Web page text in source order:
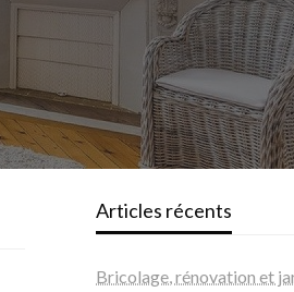
Articles récents
Bricolage, rénovation et